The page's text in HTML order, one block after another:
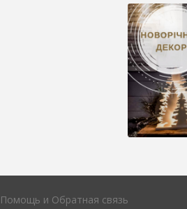
Помощь и Обратная связь